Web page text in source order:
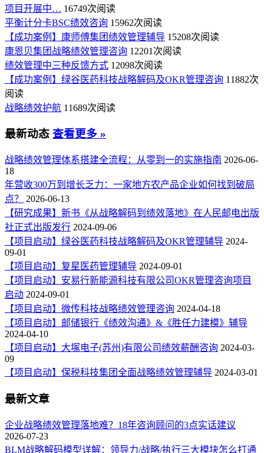
项目开展中… 16749次阅读
平衡计分卡BSC绩效咨询 15962次阅读
【成功案例】康师傅集团绩效管理辅导 15208次阅读
康恩贝集团战略绩效管理咨询 12201次阅读
绩效管理中三种反馈方式 12098次阅读
【成功案例】绿谷医药科技战略解码及OKR管理咨询 11882次
阅读
战略绩效护航 11689次阅读
最新动态 查看更多 »
战略绩效管理体系搭建全流程：从零到一的实施指南 2026-06-
18
年营收300万到增长乏力：一家地方农产品企业如何找到破局
点？
2026-06-13
【研究成果】新书《从战略解码到绩效落地》在人民邮电出版
社正式出版发行 2024-09-06
【项目启动】绿谷医药科技战略解码及OKR管理辅导 2024-
09-01
【项目启动】复星医药管理辅导 2024-09-01
【项目启动】安易行新能源科技有限公司OKR管理咨询项目
启动 2024-09-01
【项目启动】微传科技战略绩效管理咨询 2024-04-18
【项目启动】邮储银行《绩效沟通》&《胜任力建模》辅导
2024-04-10
【项目启动】大塚电子(苏州)有限公司绩效薪酬咨询 2024-03-
09
【项目启动】保税科技集团全面战略绩效管理辅导 2024-03-01
最新文章
企业战略绩效管理落地难？18年咨询顾问的3点实话建议
2026-07-23
BLM战略解码模型详解：领导力/战略/执行三大模块怎么打通